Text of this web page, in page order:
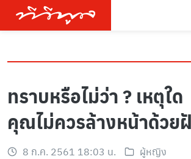
ทราบหรือไม่ว่า ? เหตุใด
คุณไม่ควรล้างหน้าด้วย
8 ก.ค. 2561 18:03 น. ผู้หญิง